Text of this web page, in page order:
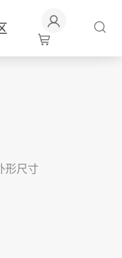
形尺寸